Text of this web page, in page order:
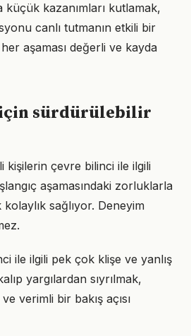
küçük kazanımları kutlamak,
canlı tutmanın etkili bir
aşaması değerli ve kayda
sürdürülebilir
kişilerin çevre bilinci ile ilgili
aşamasındaki zorluklarla
sağlıyor. Deneyim
ile ilgili pek çok klişe ve yanlış
yargılardan sıyrılmak,
verimli bir bakış açısı